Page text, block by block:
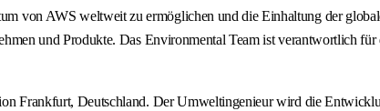
von AWS weltweit zu ermöglichen und die Einhaltung der
und Produkte. Das Environmental Team ist verantwortlich
Frankfurt, Deutschland. Der Umweltingenieur wird die